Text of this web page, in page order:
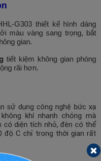
G303 thiết kế hình dáng
màu vàng sang trọng, bắt
gian.
tiết kiệm không gian phòng
rãi hơn.
sử dụng công nghệ bức xạ
khí nhanh chóng mà
có diện tích nhỏ, đèn có thể
độ C chỉ trong thời gian rất